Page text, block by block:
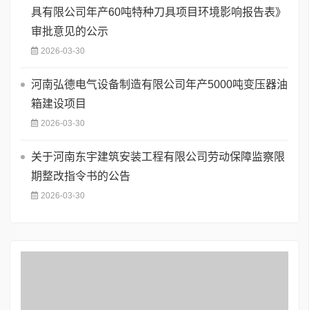
具有限公司年产60吨特种刀具项目环境影响报告表》
审批意见的公示
2026-03-30
河南弘德电气设备制造有限公司年产5000吨变压器油
箱建设项目
2026-03-30
关于河南东宇建筑安装工程有限公司劳动保障监察限
期整改指令书的公告
2026-03-30